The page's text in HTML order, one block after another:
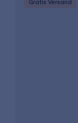
Gratis Versand